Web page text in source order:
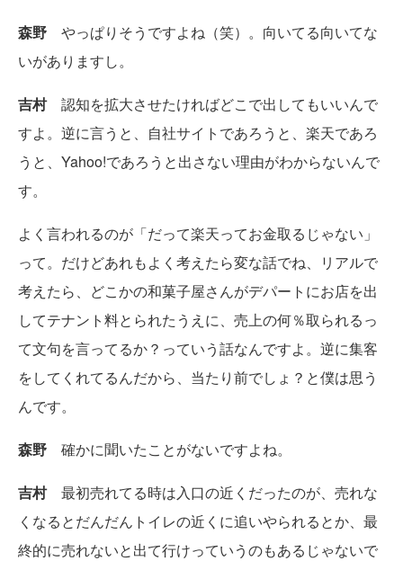
森野 やっぱりそうですよね（笑）。向いてる向いてな
いがありますし。
吉村認知を拡大させたければどこで出してもいいんで
すよ。逆に言うと、自社サイトであろうと、楽天であろ
うと、Yahoo!であろうと出さない理由がわからないんで
す。
よく言われるのが「だって楽天ってお金取るじゃない」
って。だけどあれもよく考えたら変な話でね、リアルで
考えたら、どこかの和菓子屋さんがデパートにお店を出
してテナント料とられたうえに、売上の何％取られるっ
て文句を言ってるか？っていう話なんですよ。逆に集客
をしてくれてるんだから、当たり前でしょ？と僕は思う
んです。
森野 確かに聞いたことがないですよね。
吉村最初売れてる時は入口の近くだったのが、売れな
くなるとだんだんトイレの近くに追いやられるとか、最
終的に売れないと出て行けっていうのもあるじゃないで